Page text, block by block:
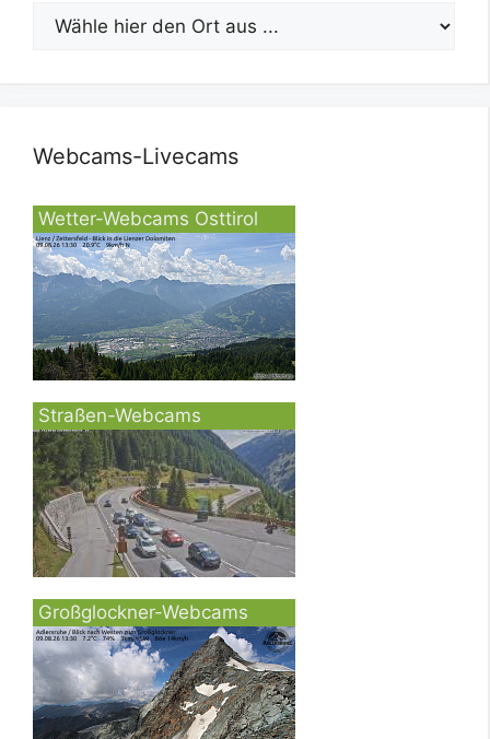
Webcams-Livecams
Wetter-Webcams Osttirol
Straßen-Webcams
Großglockner-Webcams